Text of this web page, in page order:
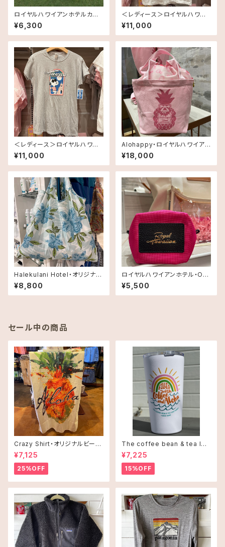
ロイヤルハワイアンホテルカラ
ー・スヌーピー・ぬいぐるみ TR
H Inspired
¥6,300
＜レディース＞ロイヤルハワイ
アンホテル・オリジナルスヌーピ
ーTシャツ TRH Inspired
¥11,000
＜レディース＞ロイヤルハワイ
アンホテル・オリジナルスヌーピ
ーTシャツ TRH Inspired
¥11,000
Alohappy・ロイヤルハワイアン
ホテルオリジナル・トートバッ
グ TRH Inspired
¥18,000
Halekulani Hotel・オリジナル
コンパクトエコバッグ
¥8,800
ロイヤルハワイアンホテル・Ori
gami ポーチ•small
¥5,500
セール中の商品
Crazy Shirt・オリジナルビーチ
タオル
¥7,125
25%OFF
The coffee bean & tea lea
f タンブラー 16oz(473ml)・C
offee and Alohaオレンジ
¥7,225
15%OFF